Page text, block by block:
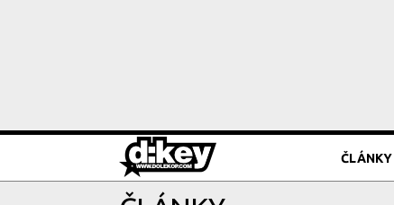
ČLÁNKY